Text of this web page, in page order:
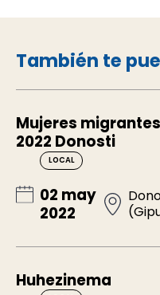
También te
Mujeres
2022 Donosti
LOCAL
02 may
2022
Huhezinema